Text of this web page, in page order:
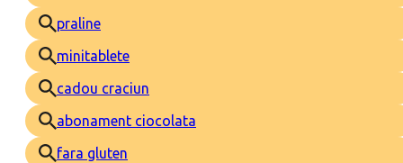
praline
minitablete
cadou craciun
abonament ciocolata
fara gluten